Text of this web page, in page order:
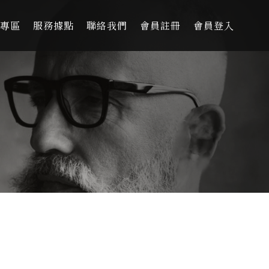
區 服務據點 聯絡我們 會員註冊 會員登入